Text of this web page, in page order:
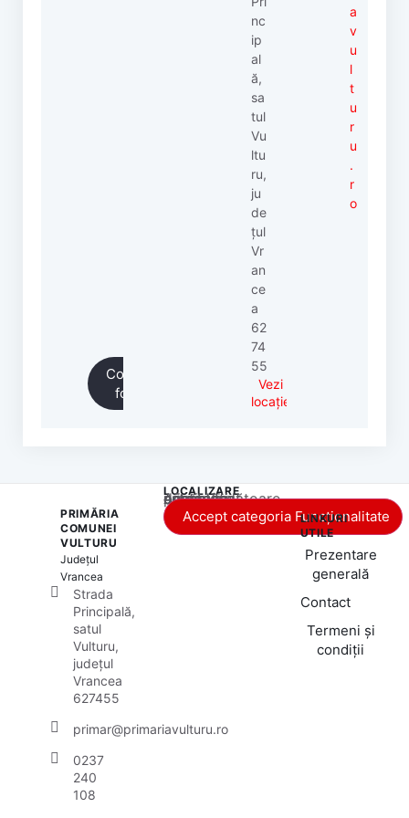
Completează
formularul
nc
ip
al
ă,
sa
tul
Vu
ltu
ru,
ju
de
țul
Vr
an
ce
a
62
74
55
Vezi
locație
a
v
u
l
t
u
r
u
.
r
o
PRIMĂRIA
COMUNEI
VULTURU
Județul
Vrancea
Strada
Principală,
satul
Vulturu,
județul
Vrancea
627455
primar@primariavulturu.ro
0237
240
108
LOCALIZARE
Acest conținut este blocat până când acceptați categoria corespunzătoare de cookie-uri.
Accept categoria Funcționalitate
LINKURI
UTILE
Prezentare
generală
Contact
Termeni și
condiții